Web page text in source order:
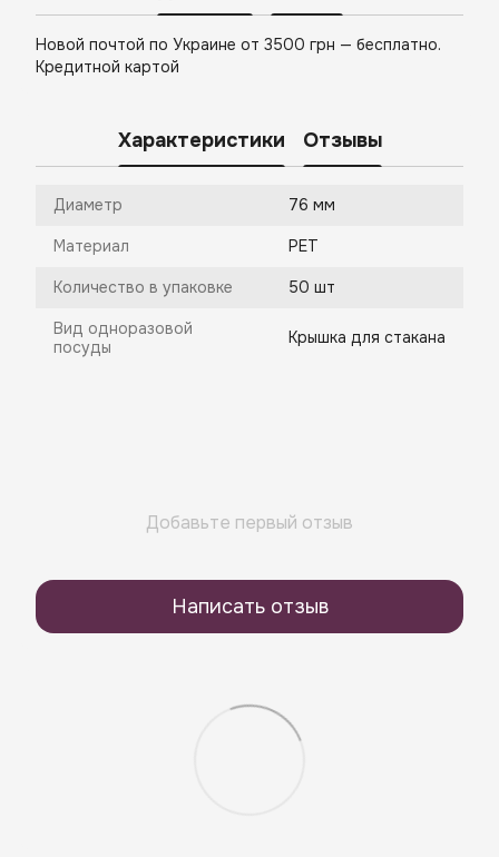
Новой почтой по Украине от 3500 грн — бесплатно.
Кредитной картой
Характеристики Отзывы
Диаметр 76 мм
Материал PET
Количество в упаковке 50 шт
Вид одноразовой
посуды
Крышка для стакана
Добавьте первый отзыв
Написать отзыв